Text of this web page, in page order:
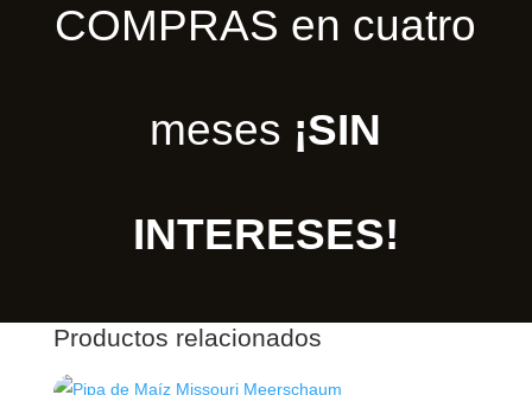
COMPRAS en cuatro
meses ¡SIN
INTERESES!
Productos relacionados